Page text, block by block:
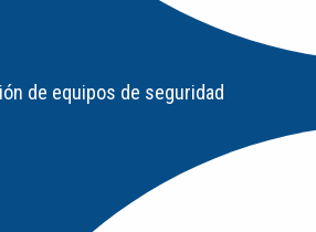
de ingeniería
de equipos de seguridad